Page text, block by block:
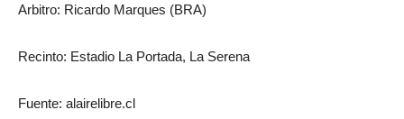
Arbitro: Ricardo Marques (BRA)
Recinto: Estadio La Portada, La Serena
Fuente: alairelibre.cl